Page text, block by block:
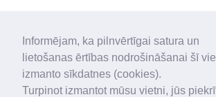
Informējam, ka pilnvērtīgai satura un
lietošanas ērtības nodrošināšanai šī
izmanto sīkdatnes (cookies).
Turpinot izmantot mūsu vietni, jūs